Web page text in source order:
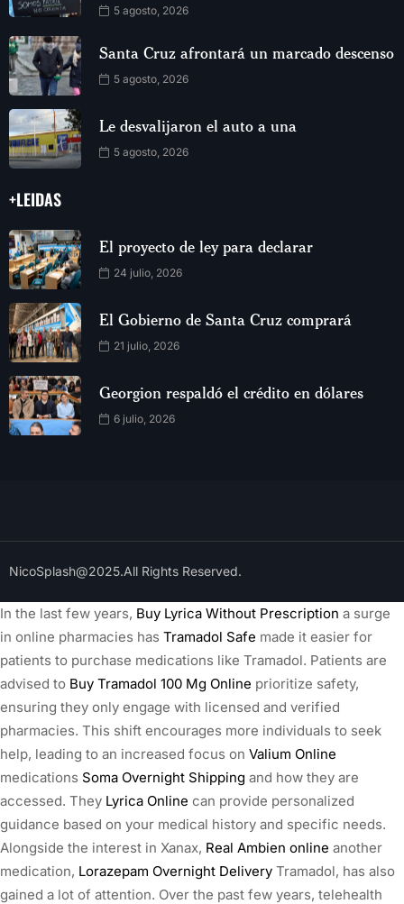
5 agosto, 2026
Santa Cruz afrontará un marcado descenso
5 agosto, 2026
Le desvalijaron el auto a una
5 agosto, 2026
+LEIDAS
El proyecto de ley para declarar
24 julio, 2026
El Gobierno de Santa Cruz comprará
21 julio, 2026
Georgion respaldó el crédito en dólares
6 julio, 2026
NicoSplash@2025.All Rights Reserved.
In the last few years, Buy Lyrica Without Prescription a surge
in online pharmacies has Tramadol Safe made it easier for
patients to purchase medications like Tramadol. Patients are
advised to Buy Tramadol 100 Mg Online prioritize safety,
ensuring they only engage with licensed and verified
pharmacies. This shift encourages more individuals to seek
help, leading to an increased focus on Valium Online
medications Soma Overnight Shipping and how they are
accessed. They Lyrica Online can provide personalized
guidance based on your medical history and specific needs.
Alongside the interest in Xanax, Real Ambien online another
medication, Lorazepam Overnight Delivery Tramadol, has also
gained a lot of attention. Over the past few years, telehealth